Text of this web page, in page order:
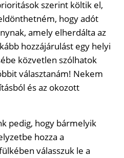
szerint költik el,
hogy adót
amely elherdálta az
hozzájárulást egy helyi
közvetlen szólhatok
választanám! Nekem
és az okozott
pedig, hogy bármelyik
hozza a
válasszuk le a